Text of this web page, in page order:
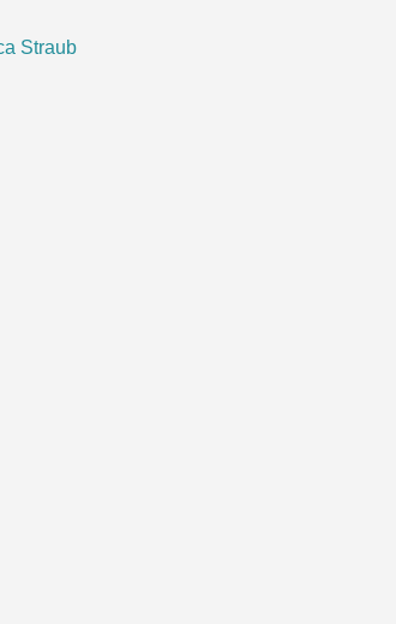
Straub